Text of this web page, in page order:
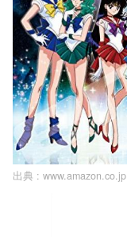
出典 : www.amazon.co.jp